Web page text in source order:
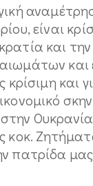
είναι
και
και
κρίσιμη και
κοκ.
πατρίδα